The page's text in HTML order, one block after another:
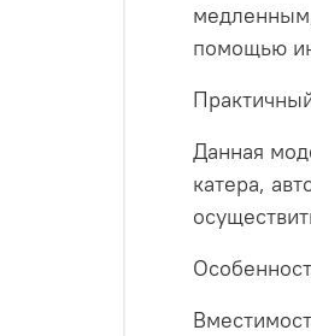
помощью
Данная
катера,